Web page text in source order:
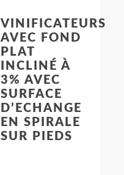
VINIFICATEURS
AVEC FOND
PLAT
INCLINÉ À
3% AVEC
SURFACE
D’ECHANGE
EN SPIRALE
SUR PIEDS